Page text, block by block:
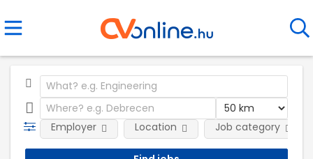
Employer Location Job category